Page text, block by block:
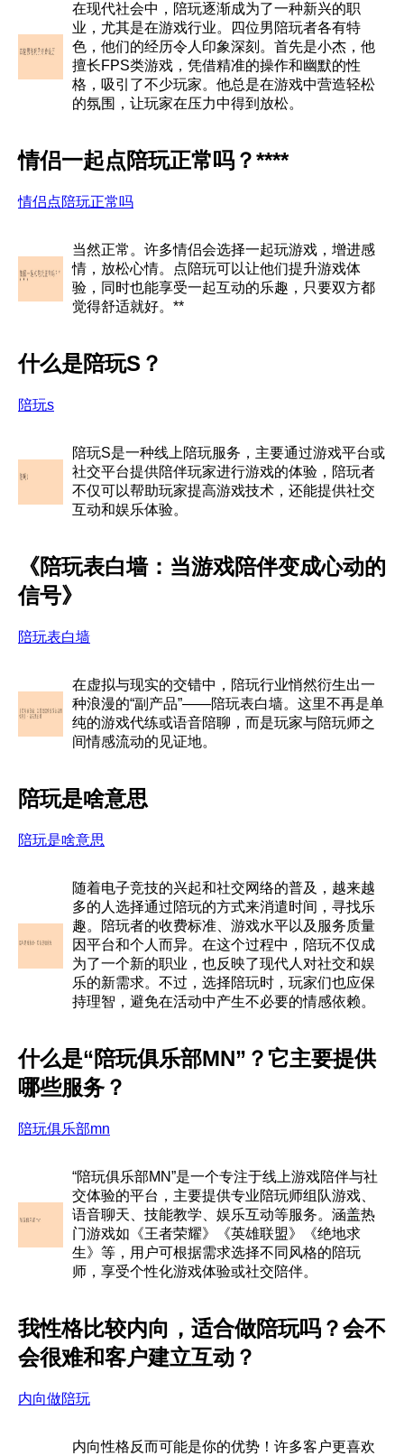
在现代社会中，陪玩逐渐成为了一种新兴的职
业，尤其是在游戏行业。四位男陪玩者各有特
色，他们的经历令人印象深刻。首先是小杰，他
擅长FPS类游戏，凭借精准的操作和幽默的性
格，吸引了不少玩家。他总是在游戏中营造轻松
的氛围，让玩家在压力中得到放松。
情侣一起点陪玩正常吗？****
情侣点陪玩正常吗
当然正常。许多情侣会选择一起玩游戏，增进感
情，放松心情。点陪玩可以让他们提升游戏体
验，同时也能享受一起互动的乐趣，只要双方都
觉得舒适就好。**
什么是陪玩S？
陪玩s
陪玩S是一种线上陪玩服务，主要通过游戏平台或
社交平台提供陪伴玩家进行游戏的体验，陪玩者
不仅可以帮助玩家提高游戏技术，还能提供社交
互动和娱乐体验。
《陪玩表白墙：当游戏陪伴变成心动的
信号》
陪玩表白墙
在虚拟与现实的交错中，陪玩行业悄然衍生出一
种浪漫的“副产品”——陪玩表白墙。这里不再是单
纯的游戏代练或语音陪聊，而是玩家与陪玩师之
间情感流动的见证地。
陪玩是啥意思
陪玩是啥意思
随着电子竞技的兴起和社交网络的普及，越来越
多的人选择通过陪玩的方式来消遣时间，寻找乐
趣。陪玩者的收费标准、游戏水平以及服务质量
因平台和个人而异。在这个过程中，陪玩不仅成
为了一个新的职业，也反映了现代人对社交和娱
乐的新需求。不过，选择陪玩时，玩家们也应保
持理智，避免在活动中产生不必要的情感依赖。
什么是“陪玩俱乐部MN”？它主要提供
哪些服务？
陪玩俱乐部mn
“陪玩俱乐部MN”是一个专注于线上游戏陪伴与社
交体验的平台，主要提供专业陪玩师组队游戏、
语音聊天、技能教学、娱乐互动等服务。涵盖热
门游戏如《王者荣耀》《英雄联盟》《绝地求
生》等，用户可根据需求选择不同风格的陪玩
师，享受个性化游戏体验或社交陪伴。
我性格比较内向，适合做陪玩吗？会不
会很难和客户建立互动？
内向做陪玩
内向性格反而可能是你的优势！许多客户更喜欢